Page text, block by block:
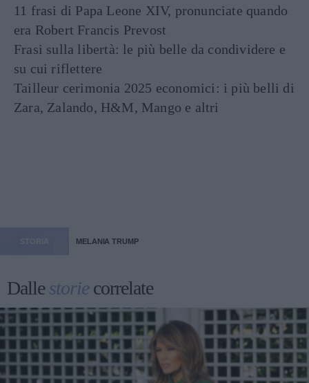
11 frasi di Papa Leone XIV, pronunciate quando
era Robert Francis Prevost
Frasi sulla libertà: le più belle da condividere e
su cui riflettere
Tailleur cerimonia 2025 economici: i più belli di
Zara, Zalando, H&M, Mango e altri
MELANIA TRUMP
Dallestorie correlate